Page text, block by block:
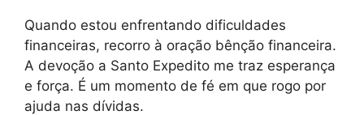
Quando estou enfrentando dificuldades
financeiras, recorro à oração bênção financeira.
A devoção a Santo Expedito me traz esperança
e força. É um momento de fé em que rogo por
ajuda nas dívidas.